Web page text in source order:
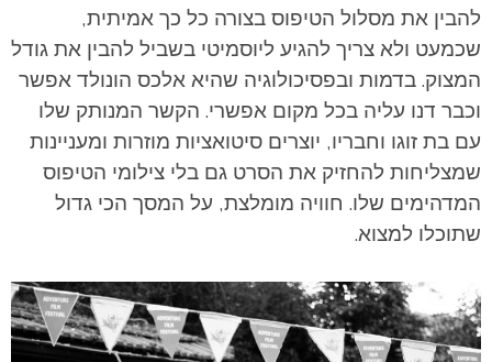
להבין את מסלול הטיפוס בצורה כל כך אמיתית,
שכמעט ולא צריך להגיע ליוסמיטי בשביל להבין את גודל
המצוק. בדמות ובפסיכולוגיה שהיא אלכס הונולד אפשר
וכבר דנו עליה בכל מקום אפשרי. הקשר המנותק שלו
עם בת זוגו וחבריו, יוצרים סיטואציות מוזרות ומעניינות
שמצליחות להחזיק את הסרט גם בלי צילומי הטיפוס
המדהימים שלו. חוויה מומלצת, על המסך הכי גדול
שתוכלו למצוא.